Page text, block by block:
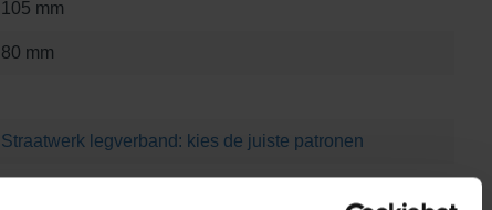
105 mm
80 mm
Straatwerk legverband: kies de juiste patronen